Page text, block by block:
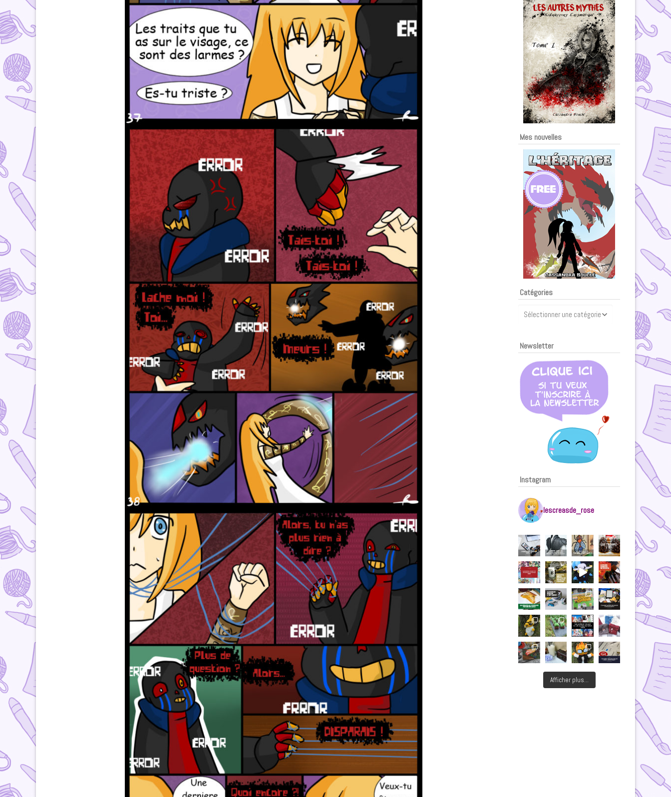
Mes nouvelles
Catégories
Newsletter
Instagram
lescreasde_rose
Afficher plus...